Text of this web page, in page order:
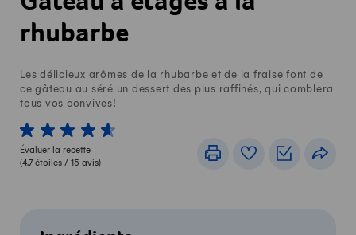
rhubarbe
Les délicieux arômes de la rhubarbe et de la fraise font de
ce gâteau au séré un dessert des plus raffinés, qui comblera
tous vos convives!
1 von 5 étoiles
2 von 5 étoiles
3 von 5 étoiles
4 von 5 étoiles
5 von 5 étoiles
Évaluer la recette
(4.7 étoiles / 15 avis)
ImprimerLivre de recettes
Listes de